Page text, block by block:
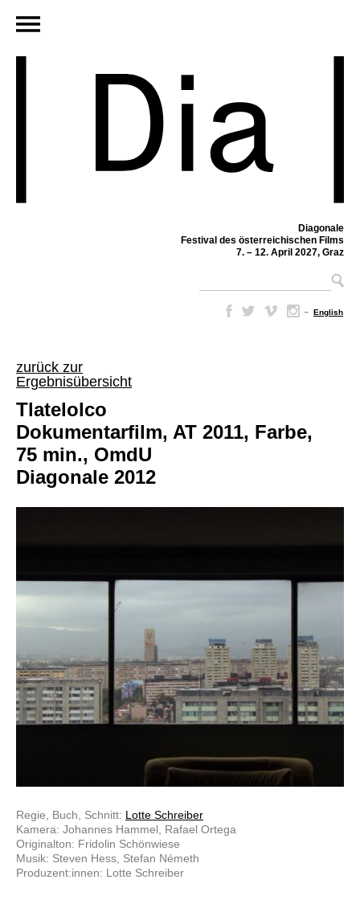
Diagonale
Festival des österreichischen Films
7. – 12. April 2027, Graz
– English
zurück zur
Ergebnisübersicht
Tlatelolco
Dokumentarfilm, AT 2011, Farbe,
75 min., OmdU
Diagonale 2012
Regie, Buch, Schnitt: Lotte Schreiber
Kamera: Johannes Hammel, Rafael Ortega
Originalton: Fridolin Schönwiese
Musik: Steven Hess, Stefan Németh
Produzent:innen: Lotte Schreiber